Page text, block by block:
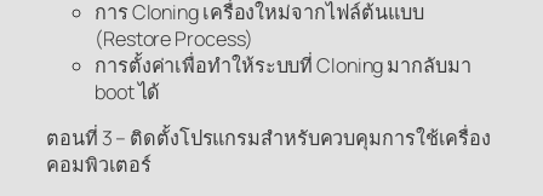
การ Cloning เครื่องใหม่จากไฟล์ต้นแบบ
(Restore Process)
การตั้งค่าเพื่อทำให้ระบบที่ Cloning มากลับมา
boot ได้
ตอนที่ 3 – ติดตั้งโปรแกรมสำหรับควบคุมการใช้เครื่อง
คอมพิวเตอร์